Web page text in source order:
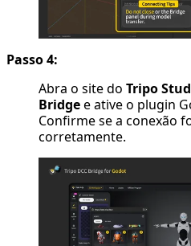
Passo 4:
Abra o site do Tripo
Bridgee ative o plugin
Confirme se a conexão
corretamente.